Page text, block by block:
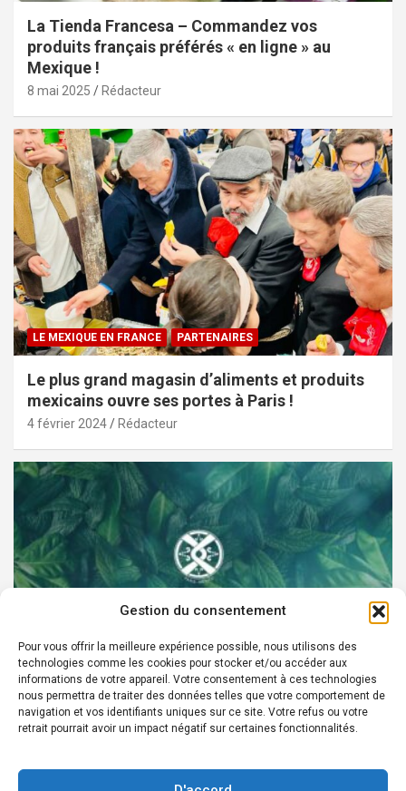
Gestion du consentement
Pour vous offrir la meilleure expérience possible, nous utilisons des
technologies comme les cookies pour stocker et/ou accéder aux
informations de votre appareil. Votre consentement à ces technologies
nous permettra de traiter des données telles que votre comportement de
navigation et vos identifiants uniques sur ce site. Votre refus ou votre
retrait pourrait avoir un impact négatif sur certaines fonctionnalités.
La Tienda Francesa – Commandez vos
produits français préférés « en ligne » au
Mexique !
8 mai 2025 Rédacteur
LE MEXIQUE EN FRANCE PARTENAIRES
Le plus grand magasin d’aliments et produits
mexicains ouvre ses portes à Paris !
4 février 2024 Rédacteur
PARTENAIRES
Devenez Ambassadeur XOCHI BOTANICALS –
« El espíritu francés con corazón de México! »